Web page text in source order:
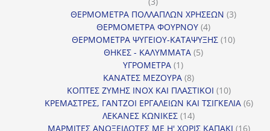
προϊόντα
ΘΕΡΜΟΜΕΤΡΑ ΠΟΛΛΑΠΛΩΝ ΧΡΗΣΕΩΝ 33
ΘΕΡΜΟΜΕΤΡΑ ΦΟΥΡΝΟΥ 44
προϊόντα
ΘΕΡΜΟΜΕΤΡΑ ΨΥΓΕΙΟΥ-ΚΑΤΑΨΥΞΗΣ 1010
ΘΗΚΕΣ - ΚΑΛΥΜΜΑΤΑ 55
ΥΓΡΟΜΕΤΡΑ 11
προϊόν
ΚΑΝΑΤΕΣ ΜΕΖΟΥΡΑ 88
προϊόντα
ΚΟΠΤΕΣ ΖΥΜΗΣ INOX ΚΑΙ ΠΛΑΣΤΙΚΟΙ 1010
προϊόντα
ΚΡΕΜΑΣΤΡΕΣ, ΓΑΝΤΖΟΙ ΕΡΓΑΛΕΙΩΝ ΚΑΙ ΤΣΙΓΚΕΛΙΑ 66
ΛΕΚΑΝΕΣ ΚΩΝΙΚΕΣ 1414
προϊόντα
ΜΑΡΜΙΤΕΣ ΑΝΟΞΕΙΔΩΤΕΣ ΜΕ Η' ΧΩΡΙΣ ΚΑΠΑΚΙ 1616